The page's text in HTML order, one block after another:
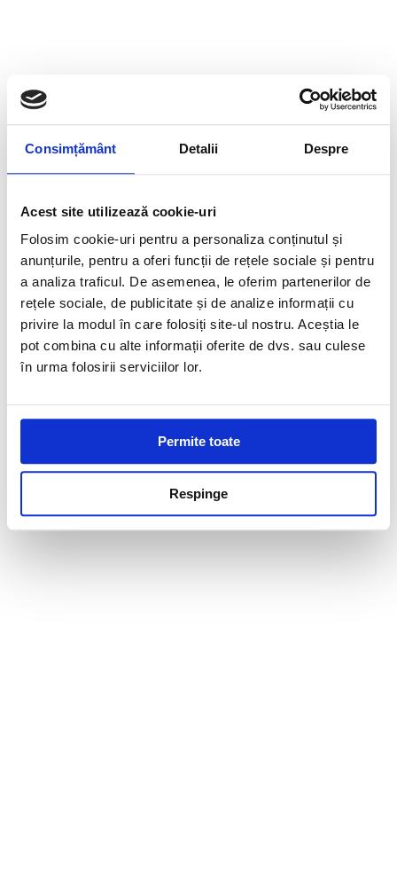
Consimțământ Detalii Despre
Acest site utilizează cookie-uri
Folosim cookie-uri pentru a personaliza conținutul și
anunțurile, pentru a oferi funcții de rețele sociale și pentru
a analiza traficul. De asemenea, le oferim partenerilor de
rețele sociale, de publicitate și de analize informații cu
privire la modul în care folosiți site-ul nostru. Aceștia le
pot combina cu alte informații oferite de dvs. sau culese
în urma folosirii serviciilor lor.
Permite toate
Respinge